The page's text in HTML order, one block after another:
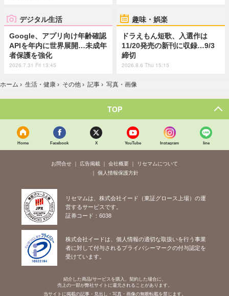
デジタル生活
Google、アプリ向け年齢確認
APIを年内に世界展開…未成年
者保護を強化
2026.7.31 Fri 13:45
趣味・娯楽
ドラえもん短歌、入選作は
11/20発売の新刊に収録…9/3
締切
2026.8.6 Thu 15:15
ホーム › 生活・健康 › その他 › 記事 › 写真・画像
TOP
Home Facebook X YouTube Instagram line
お問合せ 広告掲載 会社概要
リセマムについて
個人情報保護方針
リセマムは、株式会社イード（東証グロース上場）の運
営するサービスです。
証券コード：6038
株式会社イードは、個人情報の適切な取扱いを行う事業
者に対して付与されるプライバシーマークの付与認定を
受けています。
紹介した商品/サービスを購入、契約した場合に、
売上の一部が弊社サイトに還元されることがあります。
当サイトに掲載の記事・見出し・写真・画像の無断転載を禁じます。